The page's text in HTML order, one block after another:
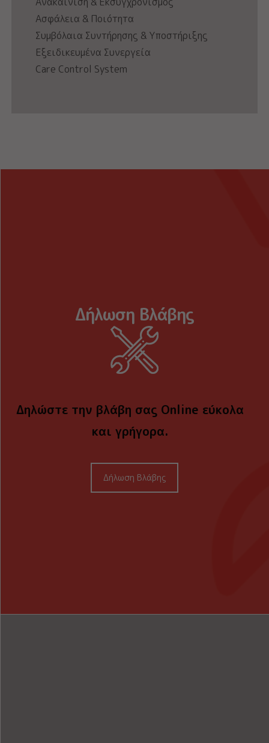
Ασφάλεια & Ποιότητα
Συμβόλαια Συντήρησης & Υποστήριξης
Εξειδικευμένα Συνεργεία
Care Control System
Δήλωση Βλάβης
Δηλώστε την βλάβη σας Online εύκολα
και γρήγορα.
Δήλωση Βλάβης